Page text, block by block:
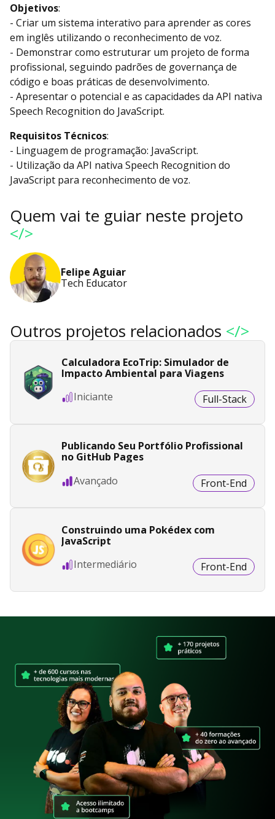
Objetivos:
- Criar um sistema interativo para aprender as cores
em inglês utilizando o reconhecimento de voz.
- Demonstrar como estruturar um projeto de forma
profissional, seguindo padrões de governança de
código e boas práticas de desenvolvimento.
- Apresentar o potencial e as capacidades da API nativa
Speech Recognition do JavaScript.
Requisitos Técnicos:
- Linguagem de programação: JavaScript.
- Utilização da API nativa Speech Recognition do
JavaScript para reconhecimento de voz.
Quem vai te guiar neste projeto
</>
Felipe Aguiar
Tech Educator
Outros projetos relacionados </>
Calculadora EcoTrip: Simulador de
Impacto Ambiental para Viagens
Iniciante
Full-Stack
Publicando Seu Portfólio Profissional
no GitHub Pages
Avançado
Front-End
Construindo uma Pokédex com
JavaScript
Intermediário
Front-End